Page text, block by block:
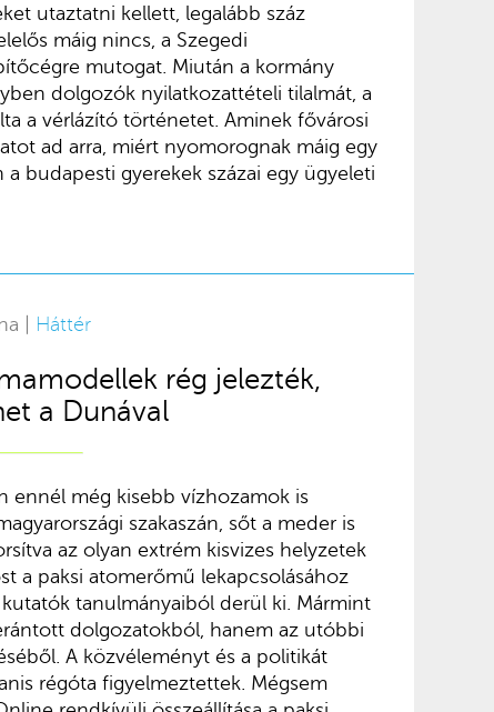
utaztatni kellett, legalább száz
máig nincs, a Szegedi
mutogat. Miután a kormány
dolgozók nyilatkozattételi tilalmát, a
a vérlázító történetet. Aminek fővárosi
ad arra, miért nyomorognak máig egy
a budapesti gyerekek százai egy ügyeleti
| Háttér
rég jelezték,
a Dunával
ennél még kisebb vízhozamok is
szakaszán, sőt a meder is
az olyan extrém kisvizes helyzetek
a paksi atomerőmű lekapcsolásához
tanulmányaiból derül ki. Mármint
dolgozatokból, hanem az utóbbi
A közvéleményt és a politikát
régóta figyelmeztettek. Mégsem